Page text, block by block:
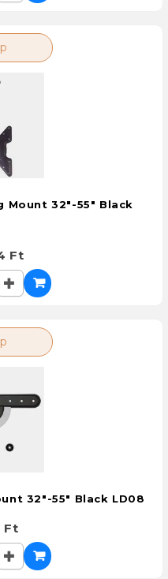
Mount 32"-55" Black
Ft
32"-55" Black LD08
Ft